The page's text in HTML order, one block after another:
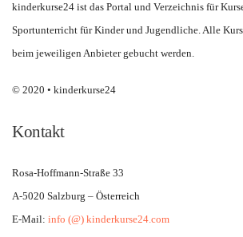
kinderkurse24 ist das Portal und Verzeichnis für
Sportunterricht für Kinder und Jugendliche. Alle
beim jeweiligen Anbieter gebucht werden.
© 2020 • kinderkurse24
Kontakt
Rosa-Hoffmann-Straße 33
A-5020 Salzburg – Österreich
E-Mail: info (@) kinderkurse24.com